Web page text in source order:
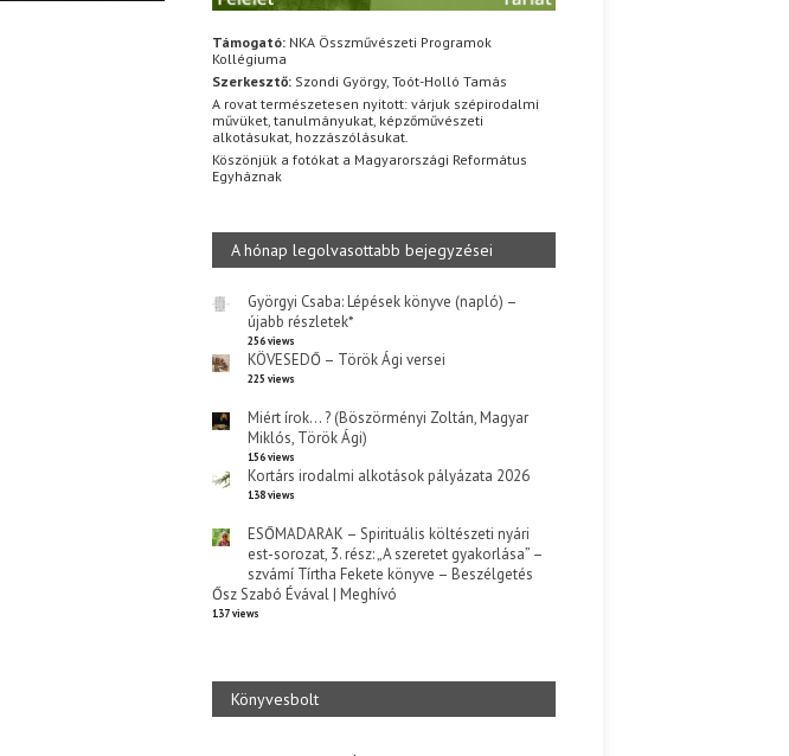
Támogató: NKA Összművészeti Programok
Kollégiuma
Szerkesztő: Szondi György, Toót-Holló Tamás
A rovat természetesen nyitott: várjuk szépirodalmi
művüket, tanulmányukat, képzőművészeti
alkotásukat, hozzászólásukat.
Köszönjük a fotókat a Magyarországi Református
Egyháznak
A hónap legolvasottabb bejegyzései
Györgyi Csaba: Lépések könyve (napló) –
újabb részletek*
256 views
KÖVESEDŐ – Török Ági versei
225 views
Miért írok… ? (Böszörményi Zoltán, Magyar
Miklós, Török Ági)
156 views
Kortárs irodalmi alkotások pályázata 2026
138 views
ESŐMADARAK – Spirituális költészeti nyári
est-sorozat, 3. rész: „A szeretet gyakorlása” –
szvámí Tírtha Fekete könyve – Beszélgetés
Ősz Szabó Évával | Meghívó
137 views
Könyvesbolt